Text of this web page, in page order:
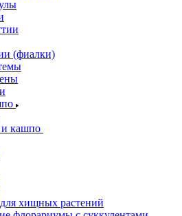
(фиалки)
кашпо
хищных растений